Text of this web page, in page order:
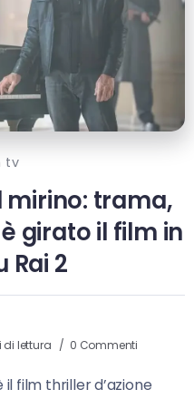
tv
mirino: trama,
girato il film in
Rai 2
di lettura 0 Commenti
film thriller d’azione